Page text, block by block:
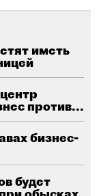
иметь
против...
бизнес-
будет